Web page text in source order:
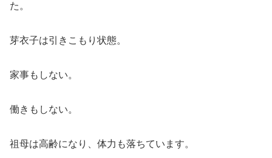
た。
芽衣子は引きこもり状態。
家事もしない。
働きもしない。
祖母は高齢になり、体力も落ちています。